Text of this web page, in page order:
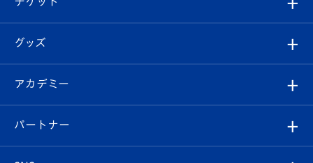
チケット
イベント
メディア
エンブレム紹介
スタッフプロフィール
マスコット紹介
はじめての観戦ガイド
Revive Team
ヴィヴィくんの長崎おもてなしガイド
フォトギャラリー
スタジアムグルメ
チケット
V-LOVERS（ファンクラブ）
プレイヤーズスイート
グッズ
オンラインショップ
店舗情報
アカデミー
育成からのお知らせ
パートナー